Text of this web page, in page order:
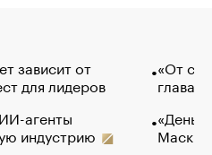
зависит от
для лидеров
агенты
индустрию
«От
глава
Маск в